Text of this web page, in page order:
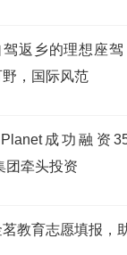
驾返乡的理想座
野，国际风范
成功融资
团牵头投资
茗教育志愿填报，